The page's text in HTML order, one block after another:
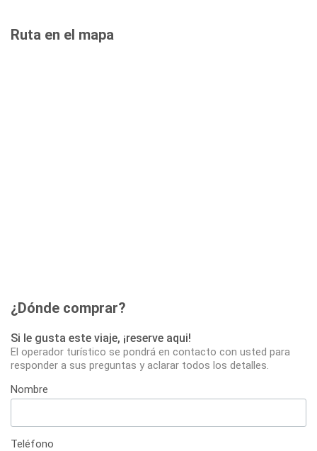
Ruta en el mapa
¿Dónde comprar?
Si le gusta este viaje, ¡reserve aqui!
El operador turístico se pondrá en contacto con usted para
responder a sus preguntas y aclarar todos los detalles.
Nombre
Teléfono